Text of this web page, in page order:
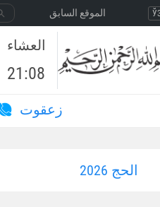
الموقع السابق
العشاء
21:08
زعقوت
الحج 2026